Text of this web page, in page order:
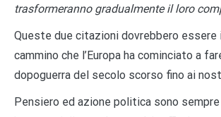
trasformeranno gradualmente il loro
Queste due citazioni dovrebbero essere
cammino che l’Europa ha cominciato a
dopoguerra del secolo scorso fino ai
Pensiero ed azione politica sono